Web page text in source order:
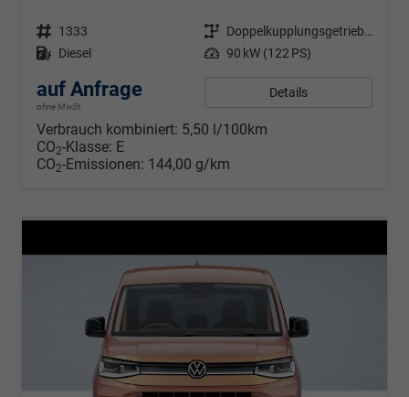
Fahrzeugnr. 1333 Getriebe
Doppelkupplungsgetriebe (DSG)
Kraftstoff Diesel Leistung 90 kW (122 PS)
auf Anfrage
ohne MwSt.
Details
Verbrauch kombiniert: 5,50 l/100km
CO2-Klasse: E
CO2-Emissionen: 144,00 g/km